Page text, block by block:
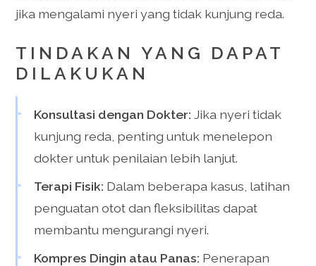
jika mengalami nyeri yang tidak kunjung reda.
TINDAKAN YANG DAPAT
DILAKUKAN
Konsultasi dengan Dokter: Jika nyeri tidak
kunjung reda, penting untuk menelepon
dokter untuk penilaian lebih lanjut.
Terapi Fisik: Dalam beberapa kasus, latihan
penguatan otot dan fleksibilitas dapat
membantu mengurangi nyeri.
Kompres Dingin atau Panas: Penerapan